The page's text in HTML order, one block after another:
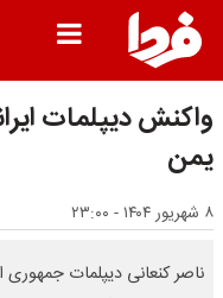
واکنش دیپلمات
یمن
۸ شهریور ۱۴۰۴ - ۲۳:۰۰
ناصر کنعانی دیپلمات